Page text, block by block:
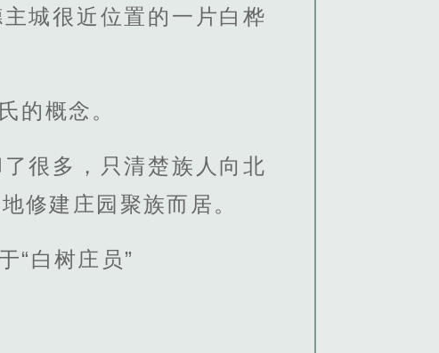
城很近位置的一片白桦
的概念。
很多，只清楚族人向北
修建庄园聚族而居。
“白树庄员”